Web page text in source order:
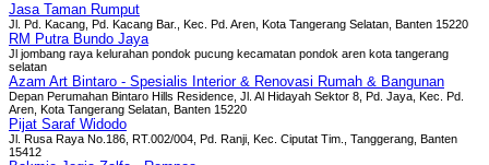
Jasa Taman Rumput
Jl. Pd. Kacang, Pd. Kacang Bar., Kec. Pd. Aren, Kota Tangerang Selatan, Banten 15220
RM Putra Bundo Jaya
Jl jombang raya kelurahan pondok pucung kecamatan pondok aren kota tangerang
selatan
Azam Art Bintaro - Spesialis Interior & Renovasi Rumah & Bangunan
Depan Perumahan Bintaro Hills Residence, Jl. Al Hidayah Sektor 8, Pd. Jaya, Kec. Pd.
Aren, Kota Tangerang Selatan, Banten 15220
Pijat Saraf Widodo
Jl. Rusa Raya No.186, RT.002/004, Pd. Ranji, Kec. Ciputat Tim., Tanggerang, Banten
15412